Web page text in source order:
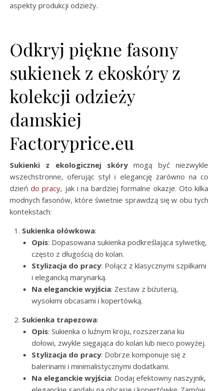
aspekty produkcji odzieży.
Odkryj piękne fasony
sukienek z ekoskóry z
kolekcji odzieży
damskiej
Factoryprice.eu
Sukienki z ekologicznej skórymogą być niezwykle
wszechstronne, oferując styl i elegancję zarówno na co
dzieńdo pracy, jak i na bardziej formalne okazje. Oto kilka
modnych fasonów, które świetnie sprawdzą się w obu tych
kontekstach:
Sukienka ołówkowa:
Opis: Dopasowana sukienka podkreślająca sylwetkę,
często z długością do kolan.
Stylizacja do pracy: Połącz z klasycznymi szpilkami
i elegancką marynarką.
Na eleganckie wyjścia: Zestaw z biżuterią,
wysokimi obcasami i kopertówką.
Sukienka trapezowa:
Opis: Sukienka o luźnym kroju, rozszerzana ku
dołowi, zwykle sięgająca do kolan lub nieco powyżej.
Stylizacja do pracy: Dobrze komponuje się z
balerinami i minimalistycznymi dodatkami.
Na eleganckie wyjścia: Dodaj efektowny naszyjnik,